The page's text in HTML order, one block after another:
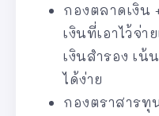
กองตลาดเงิน
เงินที่เอาไว้จ่า
เงินสำรอง เน้
ได้ง่าย
กองตราสารทุ